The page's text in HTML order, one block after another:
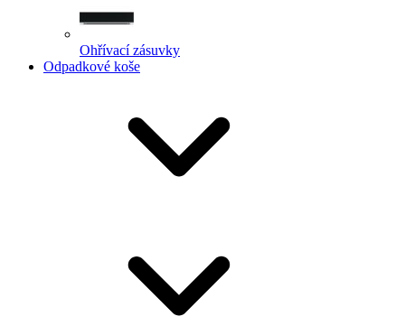
Ohřívací zásuvky
Odpadkové koše